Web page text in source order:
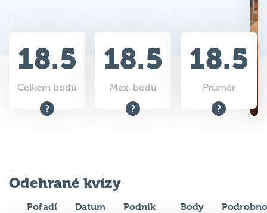
18.5
Celkem bodů
18.5
Max. bodů
18.5
Průměr
Odehrané kvízy
Pořadí Datum Podnik Body